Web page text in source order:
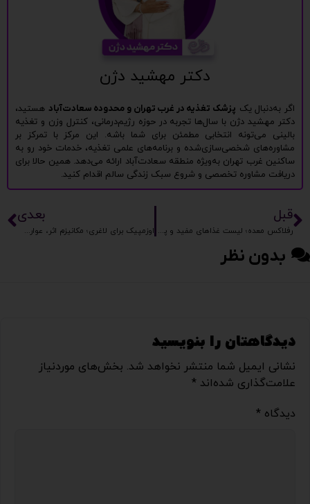
دکتر مهشید دژن
اگر به‌دنبال یک پزشک تغذیه در غرب تهران و محدوده سعادت‌آباد هستید،
دکتر مهشید دژن با سال‌ها تجربه در حوزه رژیم‌درمانی، کنترل وزن و تغذیه
بالینی می‌تونه انتخابی مطمئن برای شما باشه. این مرکز با تمرکز بر
مشاوره‌های شخصی‌سازی‌شده و برنامه‌های علمی تغذیه، خدمات خود رو به
ساکنین غرب تهران به‌ویژه منطقه سعادت‌آباد ارائه می‌دهد. همین حالا برای
دریافت مشاوره تخصصی و شروع سبک زندگی سالم اقدام کنید.
قبل
رفلاکس معده؛ لیست غذاهای مفید و پرهیزی برای کاهش سوزش
بعدی
اوزمپیک برای لاغری؛ مکانیزم اثر، عوارض و رژیم محافظ عضله
بدون نظر
دیدگاهتان را بنویسید
نشانی ایمیل شما منتشر نخواهد شد. بخش‌های موردنیاز
علامت‌گذاری شده‌اند *
دیدگاه *